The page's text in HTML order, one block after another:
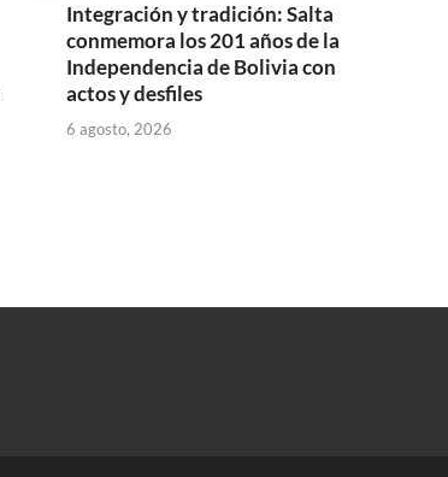
Integración y tradición: Salta
conmemora los 201 años de la
Independencia de Bolivia con
actos y desfiles
6 agosto, 2026